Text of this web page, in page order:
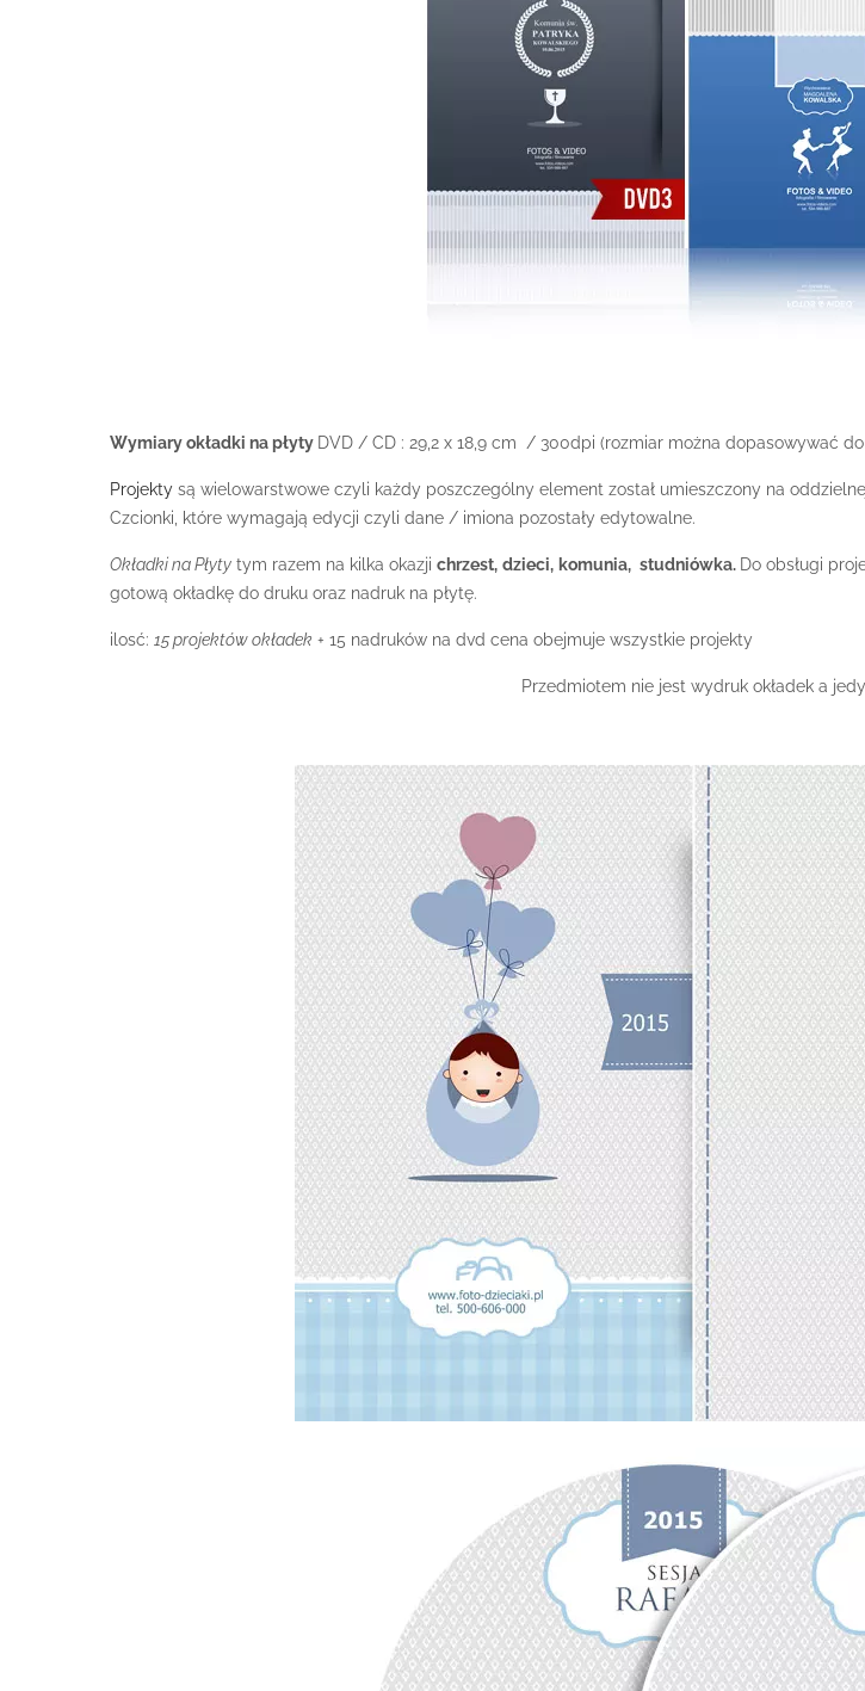
Wymiary okładki na płyty DVD / CD : 29,2 x 18,9 cm / 300dpi (rozmiar można dopasowywać do
Projekty są wielowarstwowe czyli każdy poszczególny element został umieszczony na
Czcionki, które wymagają edycji czyli dane / imiona pozostały edytowalne.
Okładki na Płyty tym razem na kilka okazji chrzest, dzieci, komunia, studniówka. Do obsługi
gotową okładkę do druku oraz nadruk na płytę.
ilosć: 15 projektów okładek + 15 nadruków na dvd cena obejmuje wszystkie projekty
Przedmiotem nie jest wydruk okładek a